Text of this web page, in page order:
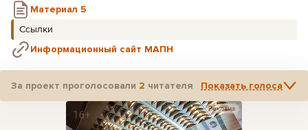
Материал 5
Ссылки
Информационный сайт МАПН
За проект проголосовали 2 читателя Показать голоса
Реклама